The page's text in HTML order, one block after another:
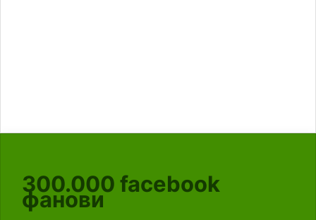
300.000 facebook
фанови